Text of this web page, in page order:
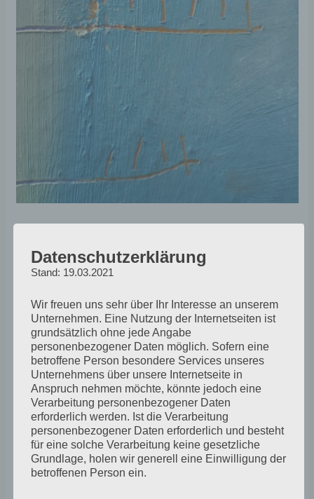
Ziele
Es war mir wichtig, dass die Leiter wenig oder gar
bleiben. Erst dann entstand für mich die leise
Spannung, nach der ich gesucht habe. Die Leiter durfte
nicht so aussehen, als könnte ich sie tatsächlich
besteigen. Es sollte nur möglich sein, sie von Weitem zu
betrachten und über ihr Potential nachzudenken. Wenn
diese Konstellationen zusammenkamen, war ich
zufrieden mit meiner Arbeit.
Datenschutzerklärung
Stand: 19.03.2021
Wir freuen uns sehr über Ihr Interesse an unserem
Unternehmen. Eine Nutzung der Internetseiten ist
grundsätzlich ohne jede Angabe
personenbezogener Daten möglich. Sofern eine
betroffene Person besondere Services unseres
Unternehmens über unsere Internetseite in
Anspruch nehmen möchte, könnte jedoch eine
Verarbeitung personenbezogener Daten
erforderlich werden. Ist die Verarbeitung
personenbezogener Daten erforderlich und besteht
für eine solche Verarbeitung keine gesetzliche
Grundlage, holen wir generell eine Einwilligung der
betroffenen Person ein.